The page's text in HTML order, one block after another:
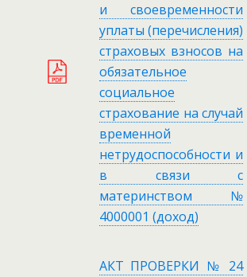
и своевременности
уплаты (перечисления)
страховых взносов на
обязательное
социальное
страхование на случай
временной
нетрудоспособности и
в связи с
материнством №
4000001 (доход)
АКТ ПРОВЕРКИ № 24